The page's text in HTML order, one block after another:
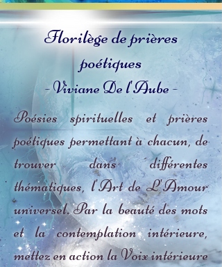
Florilège de prières
poétiques
- Viviane De l'Aube -
Poésies spirituelles et prières
poétiques permettant à chacun, de
trouver dans différentes
thématiques, l'Art de L'Amour
universel. Par la beauté des mots
et la contemplation intérieure,
mettez en action la Voix intérieure